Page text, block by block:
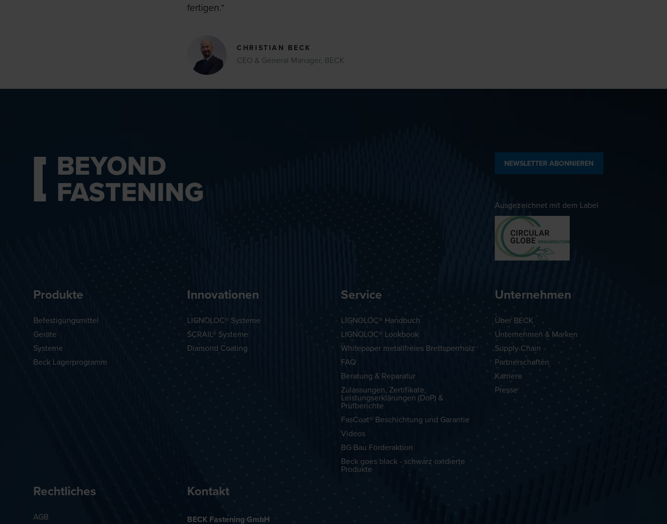
fertigen.“
CHRISTIAN BECK
CEO & General Manager, BECK
BEYOND
FASTENING
NEWSLETTER ABONNIEREN
Ausgezeichnet mit dem Label
Produkte
Befestigungsmittel
Geräte
Systeme
Beck Lagerprogramm
Innovationen
LIGNOLOC® Systeme
SCRAIL® Systeme
Diamond Coating
Service
LIGNOLOC® Handbuch
LIGNOLOC® Lookbook
Whitepaper metallfreies Brettsperrholz
FAQ
Beratung & Reparatur
Zulassungen, Zertifikate,
Leistungserklärungen (DoP) &
Prüfberichte
FasCoat® Beschichtung und Garantie
Videos
BG Bau Förderaktion
Beck goes black - schwarz oxidierte
Produkte
Unternehmen
Über BECK
Unternehmen & Marken
Supply Chain
Partnerschaften
Karriere
Presse
Rechtliches
AGB
Kontakt
BECK Fastening GmbH